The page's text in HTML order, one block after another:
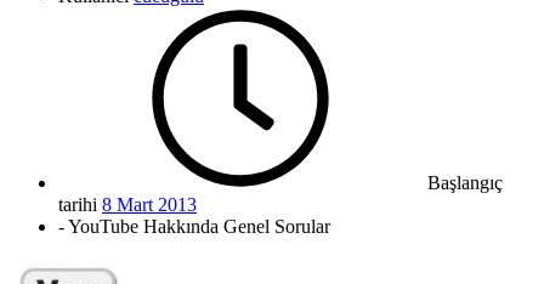
Başlangıç
tarihi 8 Mart 2013
- YouTube Hakkında Genel Sorular